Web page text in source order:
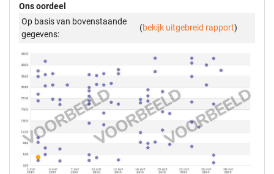
Ons oordeel
Op basis van bovenstaande
gegevens:
(bekijk uitgebreid rapport)